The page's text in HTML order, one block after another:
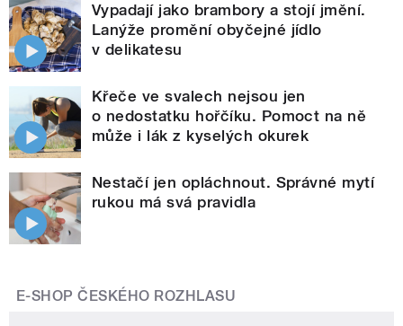
Vypadají jako brambory a stojí jmění.
Lanýže promění obyčejné jídlo
v delikatesu
Křeče ve svalech nejsou jen
o nedostatku hořčíku. Pomoct na ně
může i lák z kyselých okurek
Nestačí jen opláchnout. Správné mytí
rukou má svá pravidla
E-SHOP ČESKÉHO ROZHLASU